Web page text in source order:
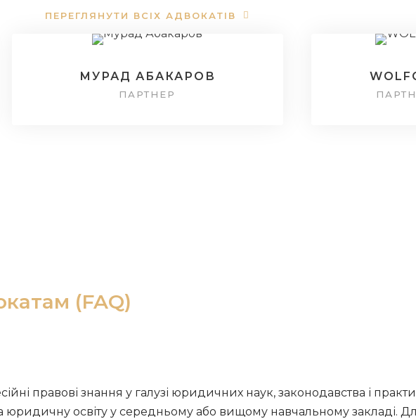
ПЕРЕГЛЯНУТИ ВСІХ АДВОКАТІВ
МУРАД АБАКАРОВ
ПАРТНЕР
(FAQ)
правові знання у галузі юридичних наук, законодавства і
освіту у середньому або вищому навчальному закладі.